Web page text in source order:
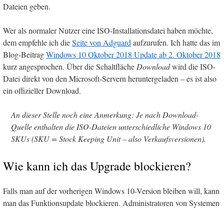
Dateien geben.
Wer als normaler Nutzer eine ISO-Installationsdatei haben möchte,
dem empfehle ich dieSeite von Adguard aufzurufen. Ich hatte das im
Blog-BeitragWindows 10 Oktober 2018 Update ab 2. Oktober 2018
kurz angesprochen. Über die Schaltfläche Downloadwird die ISO-
Datei direkt von den Microsoft-Servern heruntergeladen – es ist also
ein offizieller Download.
An dieser Stelle noch eine Anmerkung: Je nach Download-
Quelle enthalten die ISO-Dateien unterschiedliche Windows 10
SKUs (SKU = Stock Keeping Unit – also Verkaufsversionen).
Wie kann ich das Upgrade blockieren?
Falls man auf der vorherigen Windows 10-Version bleiben will, kann
man das Funktionsupdate blockieren. Administratoren von Systemen